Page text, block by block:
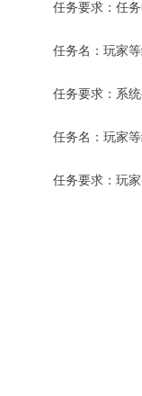
任务要求：任务
任务名：玩家等
任务要求：系统
任务名：玩家等
任务要求：玩家